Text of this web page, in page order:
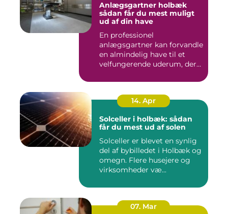
Anlægsgartner holbæk
sådan får du mest muligt
ud af din have
En professionel
anlægsgartner kan forvandle
en almindelig have til et
velfungerende uderum, der
14. Apr
Solceller i holbæk: sådan
får du mest ud af solen
Solceller er blevet en synlig
del af bybilledet i Holbæk og
omegn. Flere husejere og
virksomheder væ...
07. Mar